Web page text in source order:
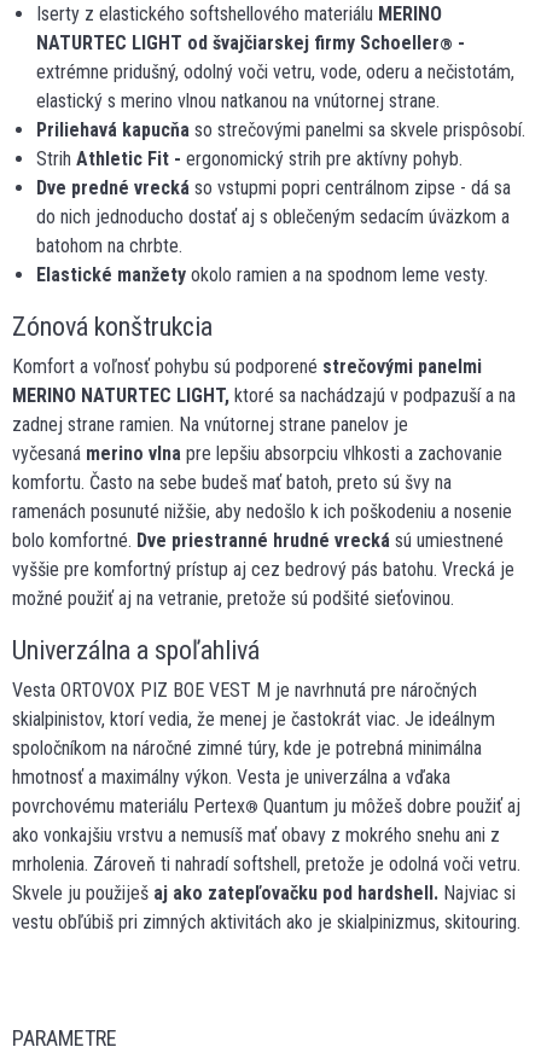
Iserty z elastického softshellového materiálu MERINO
NATURTEC LIGHT od švajčiarskej firmy Schoeller® -
extrémne pridušný, odolný voči vetru, vode, oderu a nečistotám,
elastický s merino vlnou natkanou na vnútornej strane.
Priliehavá kapucňa so strečovými panelmi sa skvele prispôsobí.
Strih Athletic Fit - ergonomický strih pre aktívny pohyb.
Dve predné vrecká so vstupmi popri centrálnom zipse - dá sa
do nich jednoducho dostať aj s oblečeným sedacím úväzkom a
batohom na chrbte.
Elastické manžety okolo ramien a na spodnom leme vesty.
Zónová konštrukcia
Komfort a voľnosť pohybu sú podporené strečovými panelmi
MERINO NATURTEC LIGHT, ktoré sa nachádzajú v podpazuší a na
zadnej strane ramien. Na vnútornej strane panelov je
vyčesaná merino vlna pre lepšiu absorpciu vlhkosti a zachovanie
komfortu. Často na sebe budeš mať batoh, preto sú švy na
ramenách posunuté nižšie, aby nedošlo k ich poškodeniu a nosenie
bolo komfortné. Dve priestranné hrudné vrecká sú umiestnené
vyššie pre komfortný prístup aj cez bedrový pás batohu. Vrecká je
možné použiť aj na vetranie, pretože sú podšité sieťovinou.
Univerzálna a spoľahlivá
Vesta ORTOVOX PIZ BOE VEST M je navrhnutá pre náročných
skialpinistov, ktorí vedia, že menej je častokrát viac. Je ideálnym
spoločníkom na náročné zimné túry, kde je potrebná minimálna
hmotnosť a maximálny výkon. Vesta je univerzálna a vďaka
povrchovému materiálu Pertex® Quantum ju môžeš dobre použiť aj
ako vonkajšiu vrstvu a nemusíš mať obavy z mokrého snehu ani z
mrholenia. Zároveň ti nahradí softshell, pretože je odolná voči vetru.
Skvele ju použiješ aj ako zatepľovačku pod hardshell. Najviac si
vestu obľúbiš pri zimných aktivitách ako je skialpinizmus, skitouring.
PARAMETRE